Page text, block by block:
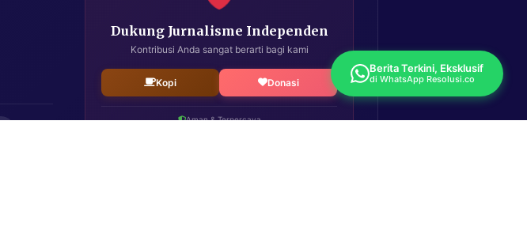
Dukung Jurnalisme Independen
Kontribusi Anda sangat berarti bagi kami
Kopi Donasi
Aman & Terpercaya
Berita Terkini, Eksklusif
di WhatsApp Resolusi.co